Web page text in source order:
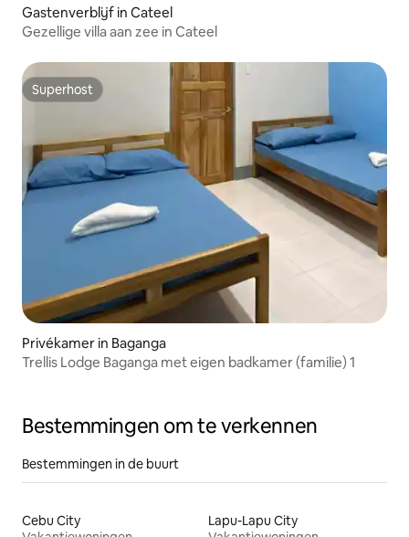
Gastenverblijf in Cateel
Gezellige villa aan zee in Cateel
Superhost
Superhost
Privékamer in Baganga
Trellis Lodge Baganga met eigen badkamer (familie) 1
Bestemmingen om te verkennen
Bestemmingen in de buurt
Cebu City
Lapu-Lapu City